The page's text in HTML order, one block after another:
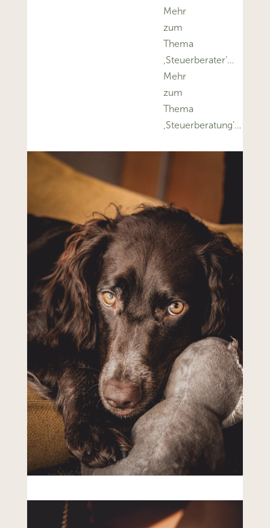
Mehr
zum
Thema
‚Steuerberater’…
Mehr
zum
Thema
‚Steuerberatung’…